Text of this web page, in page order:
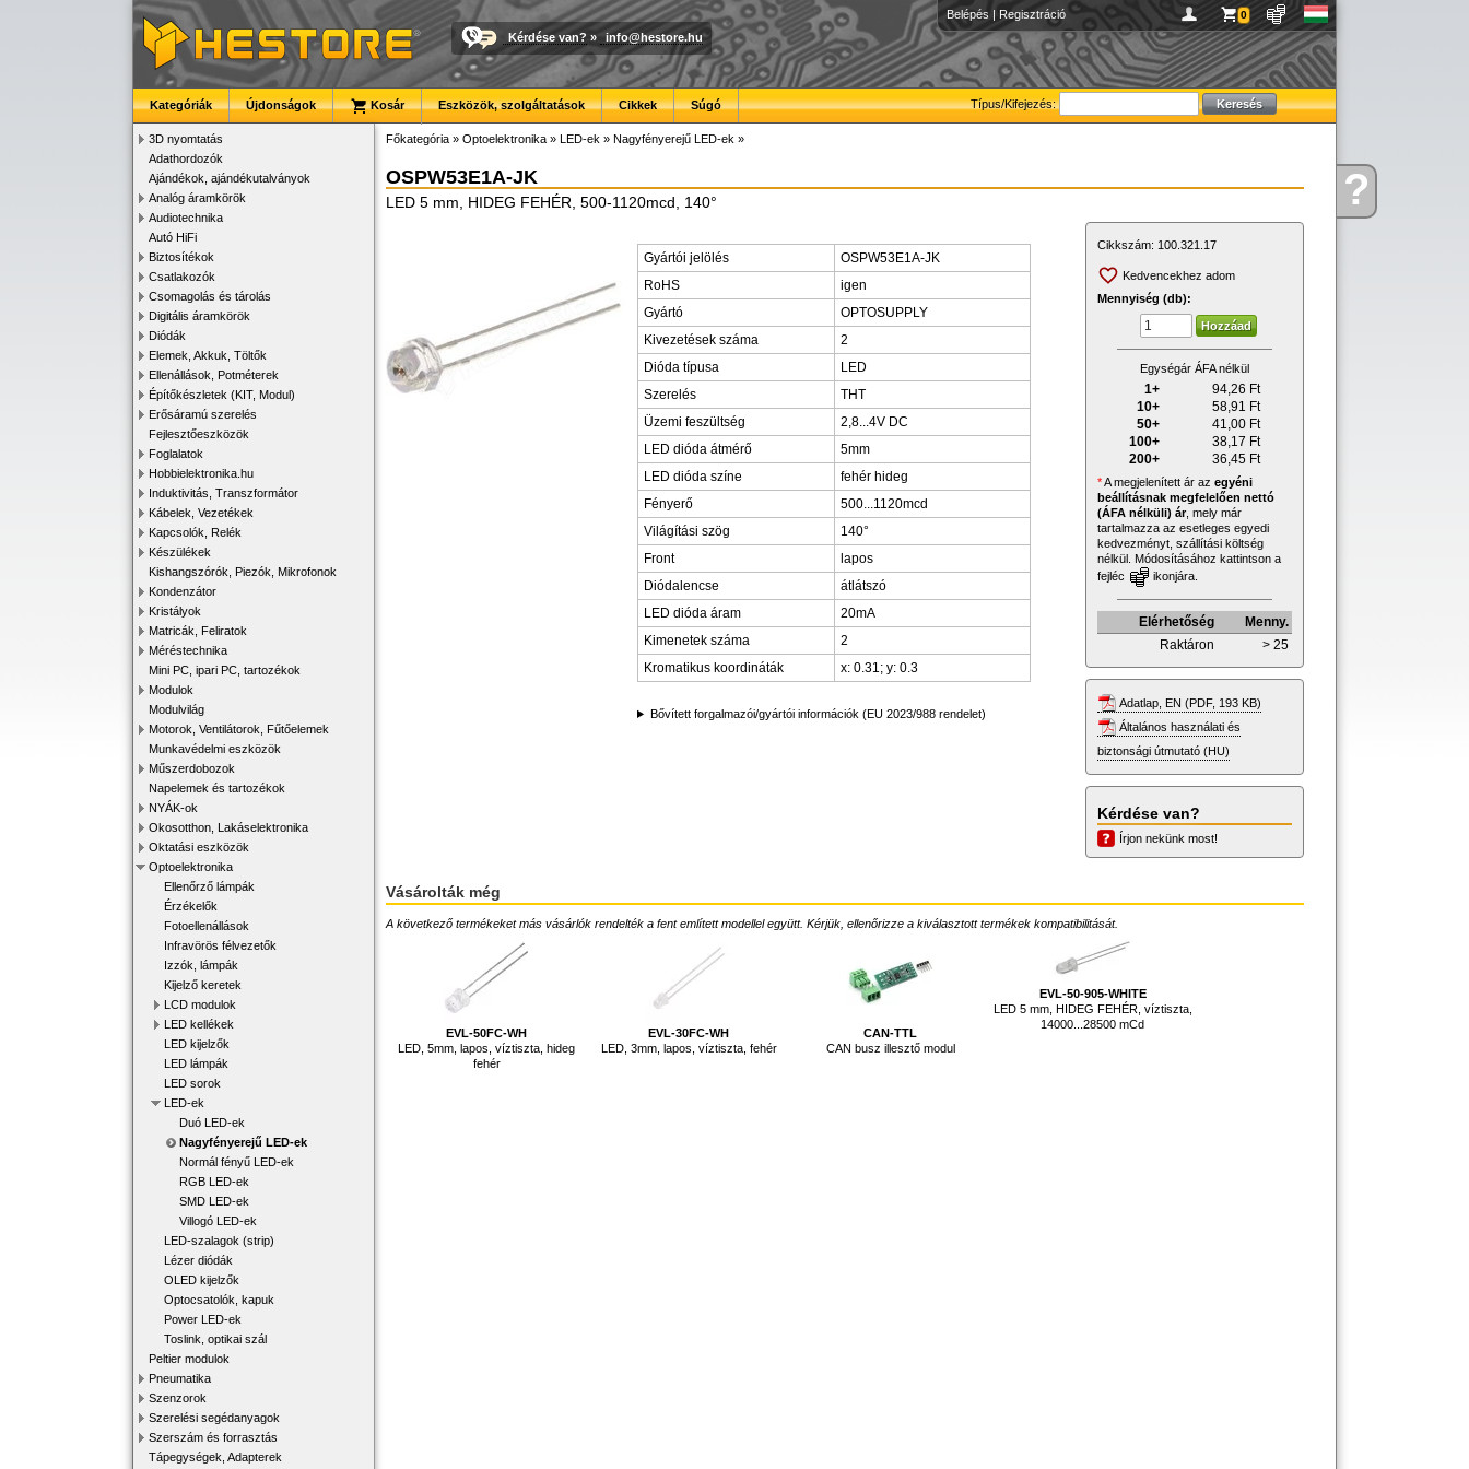
Kérdése?
Belépés | Regisztráció 0
Kérdése van? » info@hestore.hu
Típus/Kifejezés:
Kategóriák Újdonságok Kosár Eszközök, szolgáltatások Cikkek Súgó
3D nyomtatás
Adathordozók
Ajándékok, ajándékutalványok
Analóg áramkörök
Audiotechnika
Autó HiFi
Biztosítékok
Csatlakozók
Csomagolás és tárolás
Digitális áramkörök
Diódák
Elemek, Akkuk, Töltők
Ellenállások, Potméterek
Építőkészletek (KIT, Modul)
Erősáramú szerelés
Fejlesztőeszközök
Foglalatok
Hobbielektronika.hu
Induktivitás, Transzformátor
Kábelek, Vezetékek
Kapcsolók, Relék
Készülékek
Kishangszórók, Piezók, Mikrofonok
Kondenzátor
Kristályok
Matricák, Feliratok
Méréstechnika
Mini PC, ipari PC, tartozékok
Modulok
Modulvilág
Motorok, Ventilátorok, Fűtőelemek
Munkavédelmi eszközök
Műszerdobozok
Napelemek és tartozékok
NYÁK-ok
Okosotthon, Lakáselektronika
Oktatási eszközök
Optoelektronika
Ellenőrző lámpák
Érzékelők
Fotoellenállások
Infravörös félvezetők
Izzók, lámpák
Kijelző keretek
LCD modulok
LED kellékek
LED kijelzők
LED lámpák
LED sorok
LED-ek
Duó LED-ek
Nagyfényerejű LED-ek
Normál fényű LED-ek
RGB LED-ek
SMD LED-ek
Villogó LED-ek
LED-szalagok (strip)
Lézer diódák
OLED kijelzők
Optocsatolók, kapuk
Power LED-ek
Toslink, optikai szál
Peltier modulok
Pneumatika
Szenzorok
Szerelési segédanyagok
Szerszám és forrasztás
Tápegységek, Adapterek
Főkategória » Optoelektronika » LED-ek » Nagyfényerejű LED-ek »
OSPW53E1A-JK
LED 5 mm, HIDEG FEHÉR, 500-1120mcd, 140°
Gyártói jelölés
OSPW53E1A-JK
RoHS
igen
Gyártó
OPTOSUPPLY
Kivezetések száma
2
Dióda típusa
LED
Szerelés
THT
Üzemi feszültség
2,8...4V DC
LED dióda átmérő
5mm
LED dióda színe
fehér hideg
Fényerő
500...1120mcd
Világítási szög
140°
Front
lapos
Diódalencse
átlátszó
LED dióda áram
20mA
Kimenetek száma
2
Kromatikus koordináták
x: 0.31; y: 0.3
Bővített forgalmazói/gyártói információk (EU 2023/988 rendelet)
Cikkszám: 100.321.17
Kedvencekhez adom
Mennyiség (db):
Egységár ÁFA nélkül
1+ 94,26 Ft
10+
58,91 Ft
50+
41,00 Ft
100+
38,17 Ft
200+
36,45 Ft
*A megjelenített ár az egyéni
beállításnak megfelelően nettó
(ÁFA nélküli) ár, mely már
tartalmazza az esetleges egyedi
kedvezményt, szállítási költség
nélkül. Módosításához kattintson a
fejléc
ikonjára.
Elérhetőség
Menny.
Raktáron
> 25
Adatlap, EN (PDF, 193 KB)
Általános használati és
biztonsági útmutató (HU)
Kérdése van?
Írjon nekünk most!
Vásárolták még
A következő termékeket más vásárlók rendelték a fent említett modellel együtt. Kérjük, ellenőrizze a kiválasztott termékek kompatibilitását.
EVL-50FC-WH
LED, 5mm, lapos, víztiszta, hideg
fehér
EVL-30FC-WH
LED, 3mm, lapos, víztiszta, fehér
CAN-TTL
CAN busz illesztő modul
EVL-50-905-WHITE
LED 5 mm, HIDEG FEHÉR, víztiszta,
14000...28500 mCd